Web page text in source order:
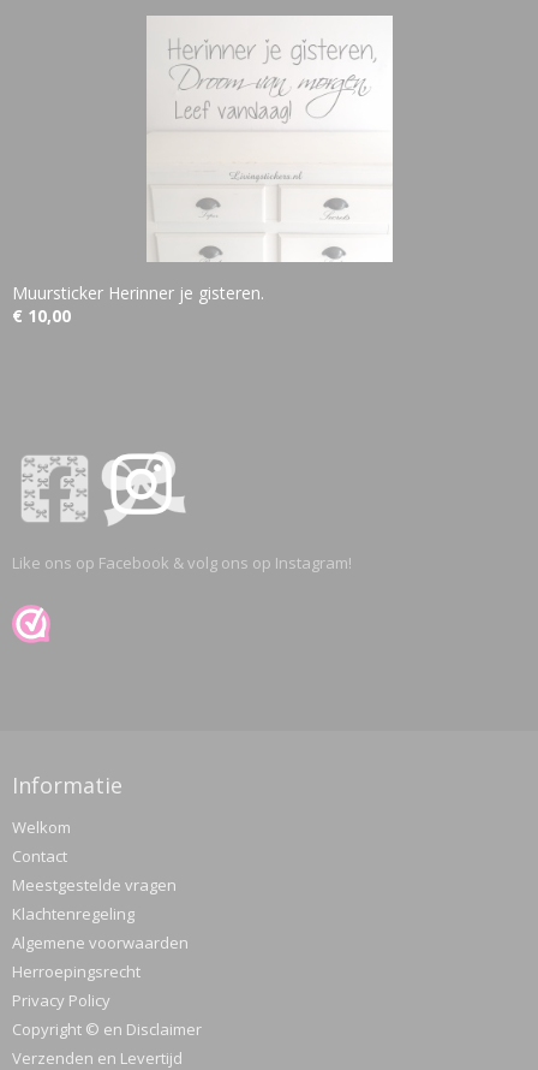
Muursticker Herinner je gisteren.
€ 10,00
Like ons op Facebook & volg ons op Instagram!
Informatie
Welkom
Contact
Meestgestelde vragen
Klachtenregeling
Algemene voorwaarden
Herroepingsrecht
Privacy Policy
Copyright © en Disclaimer
Verzenden en Levertijd